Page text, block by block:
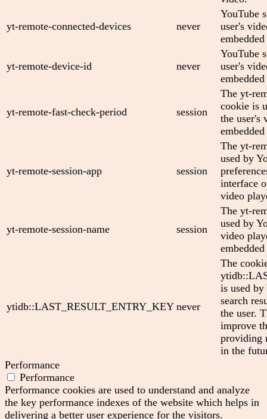
yt-remote-connected-devices never
YouTube
user's
yt-remote-device-id never
YouTube
user's
yt-remote-fast-check-period session
The yt-
cookie is
the user's
yt-remote-session-app session
The yt-
used by
interface
video
yt-remote-session-name session
The yt-
used by
video
ytidb::LAST_RESULT_ENTRY_KEY never
The
is used by
search
the user.
improve
providing
in the
Performance
Performance
Performance cookies are used to understand and analyze
the key performance indexes of the website which helps in
delivering a better user experience for the visitors.